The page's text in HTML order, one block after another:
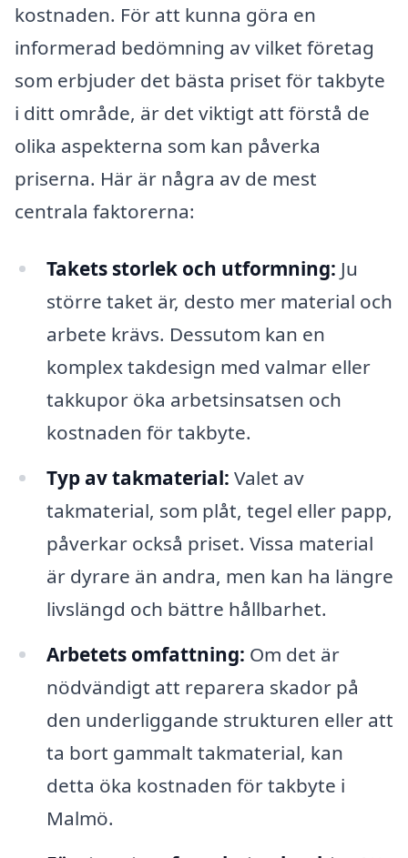
kostnaden. För att kunna göra en
informerad bedömning av vilket företag
som erbjuder det bästa priset för takbyte
i ditt område, är det viktigt att förstå de
olika aspekterna som kan påverka
priserna. Här är några av de mest
centrala faktorerna:
Takets storlek och utformning: Ju
större taket är, desto mer material och
arbete krävs. Dessutom kan en
komplex takdesign med valmar eller
takkupor öka arbetsinsatsen och
kostnaden för takbyte.
Typ av takmaterial: Valet av
takmaterial, som plåt, tegel eller papp,
påverkar också priset. Vissa material
är dyrare än andra, men kan ha längre
livslängd och bättre hållbarhet.
Arbetets omfattning: Om det är
nödvändigt att reparera skador på
den underliggande strukturen eller att
ta bort gammalt takmaterial, kan
detta öka kostnaden för takbyte i
Malmö.